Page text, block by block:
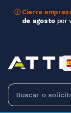
ⓘ Cierre
de agosto por